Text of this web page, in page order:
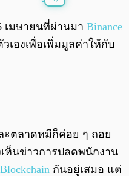
เมษายนที่ผ่านมา Binance
วเองเพื่อเพิ่มมูลค่าให้กับ
ะตลาดหมีก็ค่อย ๆ ถอย
เห็นข่าวการปลดพนักงาน
Blockchain กันอยู่เสมอ แต่